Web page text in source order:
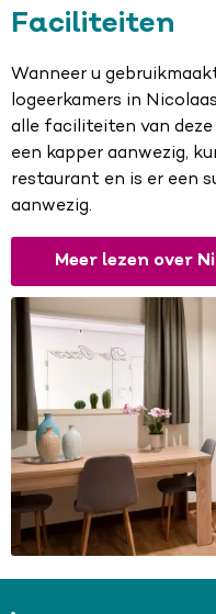
Faciliteiten
Wanneer u
logeerkamers in
alle faciliteiten van
een kapper aanwezig,
restaurant en is er een
aanwezig.
Meer lezen over